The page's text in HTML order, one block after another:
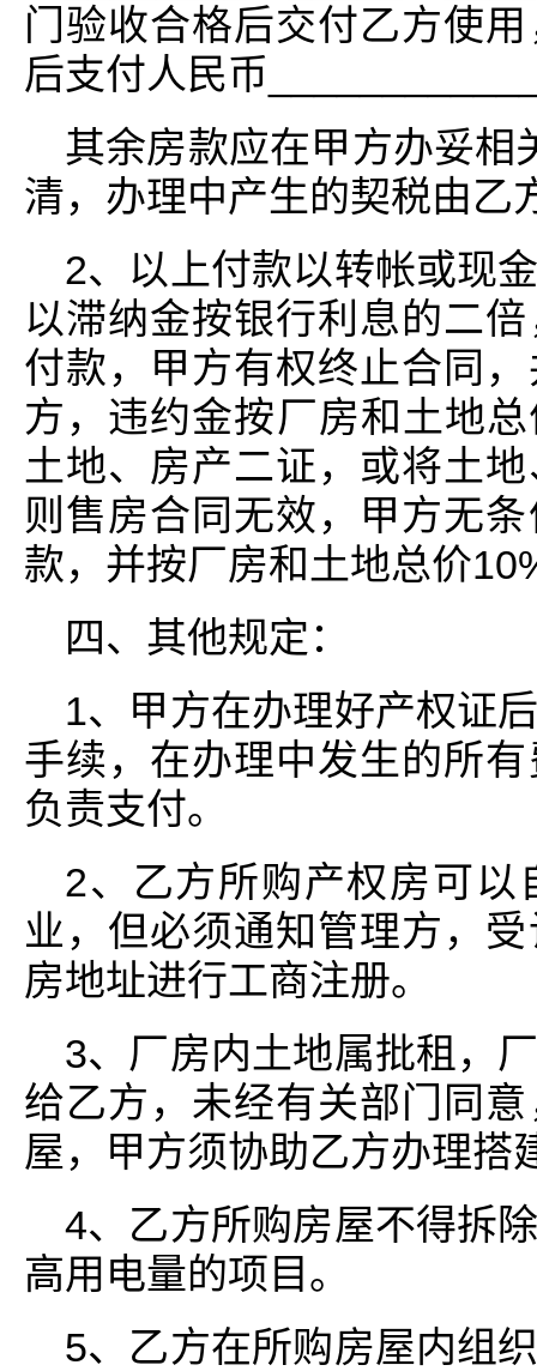
门验收合格后交付乙方使
后支付人民币
其余房款应在甲方办妥相
清，办理中产生的契税由乙
2、以上付款以转帐或现
以滞纳金按银行利息的二
付款，甲方有权终止合同
方，违约金按厂房和土地
土地、房产二证，或将土
则售房合同无效，甲方无
款，并按厂房和土地总价
四、其他规定：
1、甲方在办理好产权证
手续，在办理中发生的所
负责支付。
2、乙方所购产权房可以
业，但必须通知管理方，
房地址进行工商注册。
3、厂房内土地属批租，
给乙方，未经有关部门同
屋，甲方须协助乙方办理搭
4、乙方所购房屋不得拆
高用电量的项目。
5、乙方在所购房屋内组